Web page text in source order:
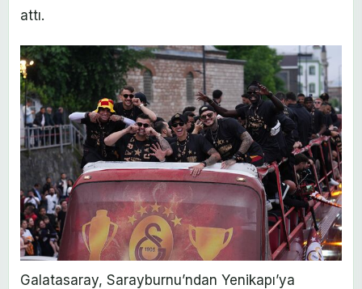
attı.
Galatasaray, Sarayburnu’ndan Yenikapı’ya